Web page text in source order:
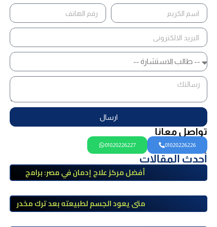
ارسال
تواصل معانا
01020226226
01020226227
أحدث المقالات
أفضل مركز علاج إدمان في مصر: برامج
طبي
متى يعود الجسم لطبيعته بعد ترك مخدر